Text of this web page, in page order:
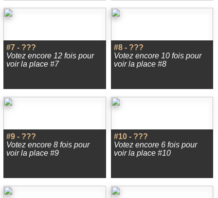
#7 - ???
Votez encore 12 fois pour
voir la place #7
#8 - ???
Votez encore 10 fois pour
voir la place #8
#9 - ???
Votez encore 8 fois pour
voir la place #9
#10 - ???
Votez encore 6 fois pour
voir la place #10